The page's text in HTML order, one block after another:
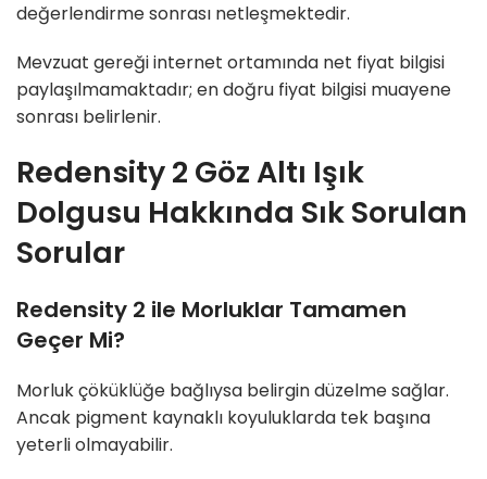
değerlendirme sonrası netleşmektedir.
Mevzuat gereği internet ortamında net fiyat bilgisi
paylaşılmamaktadır; en doğru fiyat bilgisi muayene
sonrası belirlenir.
Redensity 2 Göz Altı Işık
Dolgusu Hakkında Sık Sorulan
Sorular
Redensity 2 ile Morluklar Tamamen
Geçer Mi?
Morluk çöküklüğe bağlıysa belirgin düzelme sağlar.
Ancak pigment kaynaklı koyuluklarda tek başına
yeterli olmayabilir.